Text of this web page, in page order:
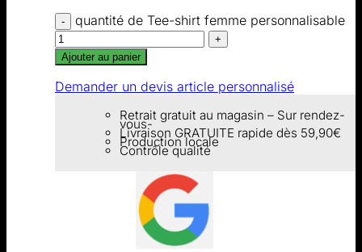
quantité de Tee-shirt femme personnalisable
Ajouter au panier
Demander un devis article personnalisé
Retrait gratuit au magasin – Sur rendez-
vous-
Livraison GRATUITE rapide dès 59,90€
Production locale
Contrôle qualité